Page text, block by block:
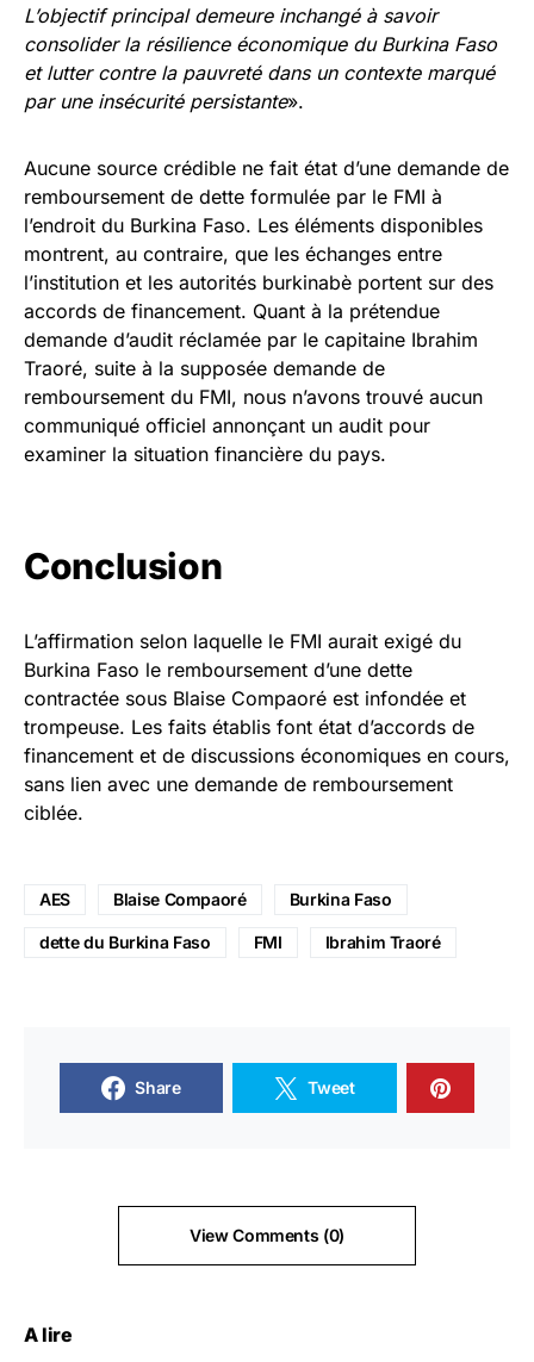
L’objectif principal demeure inchangé à savoir
consolider la résilience économique du Burkina Faso
et lutter contre la pauvreté dans un contexte marqué
par une insécurité persistante».
Aucune source crédible ne fait état d’une demande de
remboursement de dette formulée par le FMI à
l’endroit du Burkina Faso. Les éléments disponibles
montrent, au contraire, que les échanges entre
l’institution et les autorités burkinabè portent sur des
accords de financement. Quant à la prétendue
demande d’audit réclamée par le capitaine Ibrahim
Traoré, suite à la supposée demande de
remboursement du FMI, nous n’avons trouvé aucun
communiqué officiel annonçant un audit pour
examiner la situation financière du pays.
Conclusion
L’affirmation selon laquelle le FMI aurait exigé du
Burkina Faso le remboursement d’une dette
contractée sous Blaise Compaoré est infondée et
trompeuse. Les faits établis font état d’accords de
financement et de discussions économiques en cours,
sans lien avec une demande de remboursement
ciblée.
AES Blaise Compaoré Burkina Faso
dette du Burkina Faso FMI Ibrahim Traoré
Share Tweet
View Comments (0)
A lire